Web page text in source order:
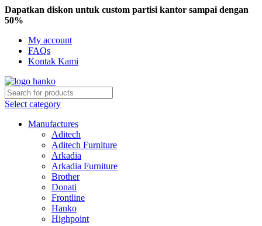
Dapatkan diskon untuk custom partisi kantor sampai dengan
50%
My account
FAQs
Kontak Kami
Select category
Manufactures
Aditech
Aditech Furniture
Arkadia
Arkadia Furniture
Brother
Donati
Frontline
Hanko
Highpoint